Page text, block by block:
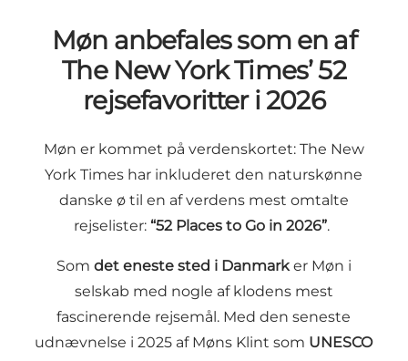
Møn anbefales som en af
The New York Times’ 52
rejsefavoritter i 2026
Møn er kommet på verdenskortet: The New
York Times har inkluderet den naturskønne
danske ø til en af verdens mest omtalte
rejselister: “52 Places to Go in 2026”.
Som det eneste sted i Danmarker Møn i
selskab med nogle af klodens mest
fascinerende rejsemål. Med den seneste
udnævnelse i 2025 af Møns Klint som UNESCO